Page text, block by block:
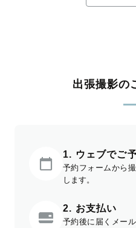
出張撮影の
1. ウェブでご
予約フォームから
します。
2. お支払い
予約後に届くメー